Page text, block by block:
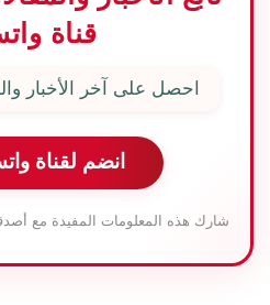
قناة
احصل على آخر الأخبار
انضم لقناة
شارك هذه المعلومات المفيدة مع